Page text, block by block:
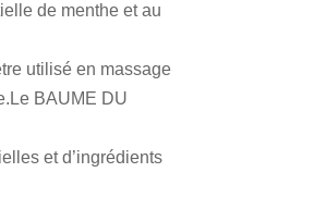
de menthe et au
utilisé en massage
BAUME DU
et d’ingrédients